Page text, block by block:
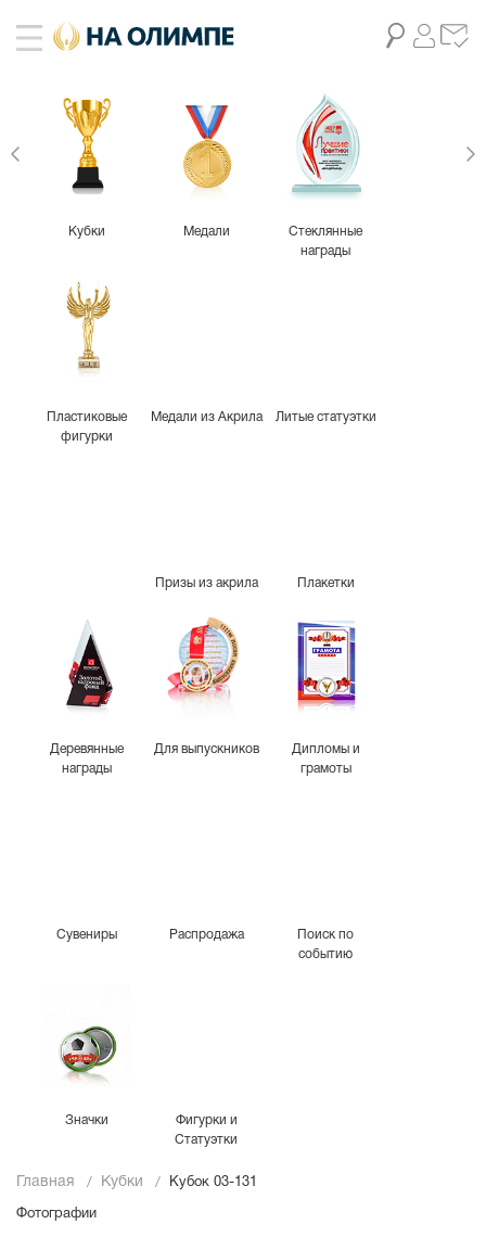
Кубки Медали
Стеклянные
награды
Пластиковые
фигурки
Медали из Акрила Литые статуэтки
Призы из акрила Плакетки
Деревянные
награды
Для выпускников
Дипломы и
грамоты
Сувениры Распродажа
Поиск по
событию
Значки
Фигурки и
Статуэтки
Главная Кубки Кубок 03-131
Фотографии
живое фото